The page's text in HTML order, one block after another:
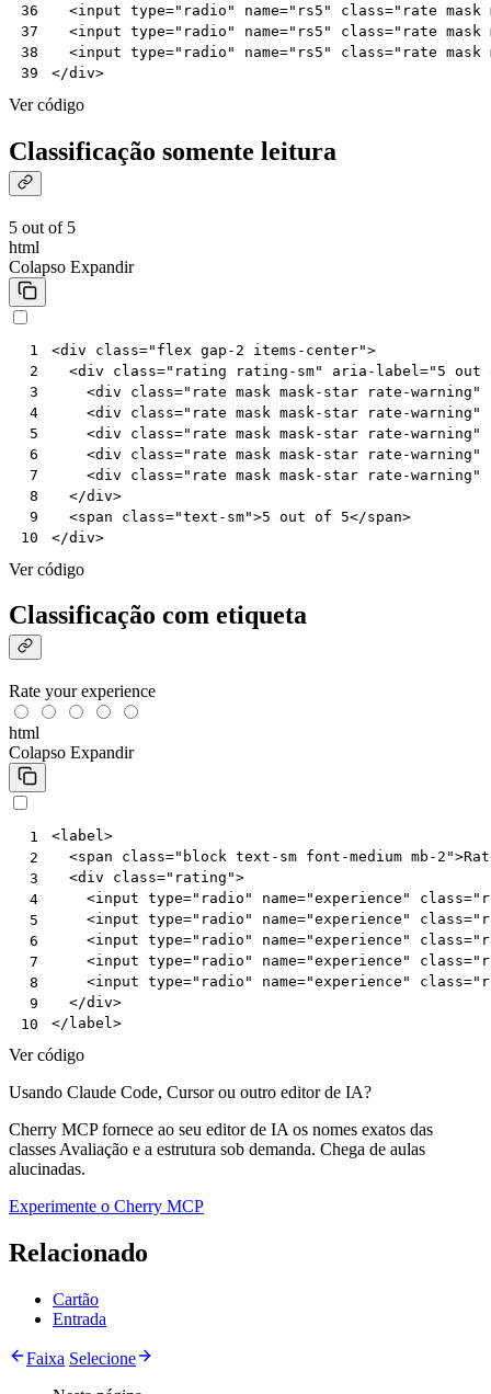
36
37
38
39
<input type="radio" name="rs5" class="rate mask
<input type="radio" name="rs5" class="rate mask
<input type="radio" name="rs5" class="rate mask
</div>
Ver código
Classificação somente leitura
5 out of 5
html
Colapso Expandir
1
2
3
4
5
6
7
8
9
10
<div class="flex gap-2 items-center">
<div class="rating rating-sm" aria-label ="5 out
<div class="rate mask mask-star rate-warning"
<div class="rate mask mask-star rate-warning"
<div class="rate mask mask-star rate-warning"
<div class="rate mask mask-star rate-warning"
<div class="rate mask mask-star rate-warning"
</div>
<span class="text-sm">5 out of 5</span>
</div>
Ver código
Classificação com etiqueta
Rate your experience
html
Colapso Expandir
1
2
3
4
5
6
7
8
9
10
<label>
<span class="block text-sm font-medium mb-2">
<div class="rating">
<input type="radio" name="experience" class=
<input type="radio" name="experience" class=
<input type="radio" name="experience" class=
<input type="radio" name="experience" class=
<input type="radio" name="experience" class=
</div>
</ label>
Ver código
Usando Claude Code, Cursor ou outro editor de IA?
Cherry MCP fornece ao seu editor de IA os nomes exatos das
classes Avaliação e a estrutura sob demanda. Chega de aulas
alucinadas.
Experimente o Cherry MCP
Relacionado
Cartão
Entrada
Faixa Selecione